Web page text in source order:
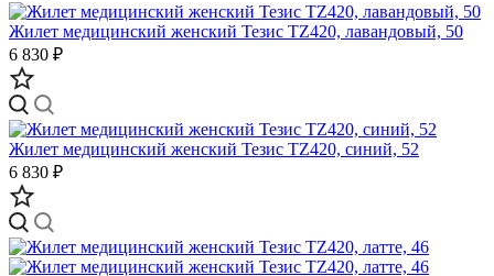
Жилет медицинский женский Тезис TZ420, лавандовый, 50
6 830 ₽
Жилет медицинский женский Тезис TZ420, синий, 52
6 830 ₽